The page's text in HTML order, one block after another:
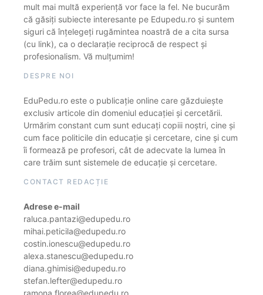
mult mai multă experiență vor face la fel. Ne bucurăm
că găsiți subiecte interesante pe Edupedu.ro și suntem
siguri că înțelegeți rugămintea noastră de a cita sursa
(cu link), ca o declarație reciprocă de respect și
profesionalism. Vă mulțumim!
DESPRE NOI
EduPedu.ro este o publicație online care găzduiește
exclusiv articole din domeniul educației și cercetării.
Urmărim constant cum sunt educați copiii noștri, cine și
cum face politicile din educație și cercetare, cine și cum
îi formează pe profesori, cât de adecvate la lumea în
care trăim sunt sistemele de educație și cercetare.
CONTACT REDACȚIE
Adrese e-mail
raluca.pantazi@edupedu.ro
mihai.peticila@edupedu.ro
costin.ionescu@edupedu.ro
alexa.stanescu@edupedu.ro
diana.ghimisi@edupedu.ro
stefan.lefter@edupedu.ro
ramona.florea@edupedu.ro